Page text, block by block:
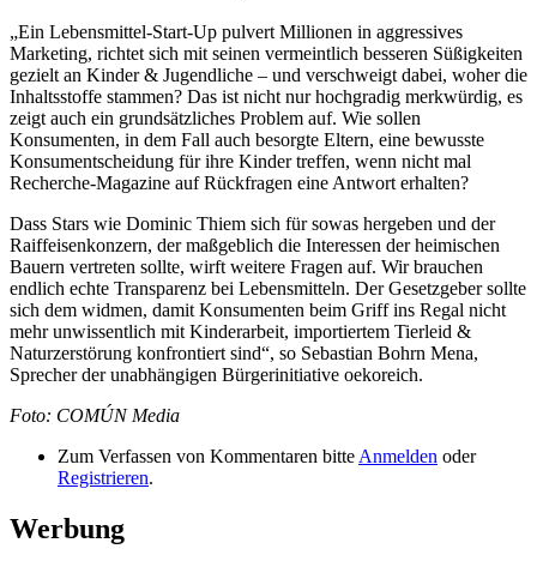
„Ein Lebensmittel-Start-Up pulvert Millionen in aggressives
Marketing, richtet sich mit seinen vermeintlich besseren Süßigkeiten
gezielt an Kinder & Jugendliche – und verschweigt dabei, woher die
Inhaltsstoffe stammen? Das ist nicht nur hochgradig merkwürdig, es
zeigt auch ein grundsätzliches Problem auf. Wie sollen
Konsumenten, in dem Fall auch besorgte Eltern, eine bewusste
Konsumentscheidung für ihre Kinder treffen, wenn nicht mal
Recherche-Magazine auf Rückfragen eine Antwort erhalten?
Dass Stars wie Dominic Thiem sich für sowas hergeben und der
Raiffeisenkonzern, der maßgeblich die Interessen der heimischen
Bauern vertreten sollte, wirft weitere Fragen auf. Wir brauchen
endlich echte Transparenz bei Lebensmitteln. Der Gesetzgeber sollte
sich dem widmen, damit Konsumenten beim Griff ins Regal nicht
mehr unwissentlich mit Kinderarbeit, importiertem Tierleid &
Naturzerstörung konfrontiert sind“, so Sebastian Bohrn Mena,
Sprecher der unabhängigen Bürgerinitiative oekoreich.
Foto: COMÚN Media
Zum Verfassen von Kommentaren bitte Anmelden oder
Registrieren.
Werbung